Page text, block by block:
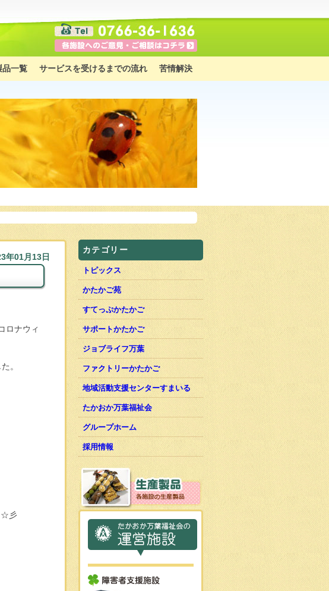
品一覧 サービスを受けるまでの流れ 苦情解決
年01月13日
ロナウィ
。
☆彡
カテゴリー
トピックス
かたかご苑
すてっぷかたかご
サポートかたかご
ジョブライフ万葉
ファクトリーかたかご
地域活動支援センターすまいる
たかおか万葉福祉会
グループホーム
採用情報